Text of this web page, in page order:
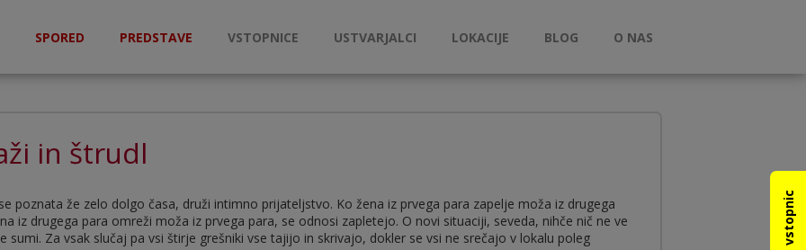
SPORED PREDSTAVE VSTOPNICE USTVARJALCI LOKACIJE BLOG O NAS
in štrudl
poznata že zelo dolgo časa, druži intimno prijateljstvo. Ko žena iz prvega para zapelje moža iz drugega
iz drugega para omreži moža iz prvega para, se odnosi zapletejo. O novi situaciji, seveda, nihče nič ne ve
sumi. Za vsak slučaj pa vsi štirje grešniki vse tajijo in skrivajo, dokler se vsi ne srečajo v lokalu poleg